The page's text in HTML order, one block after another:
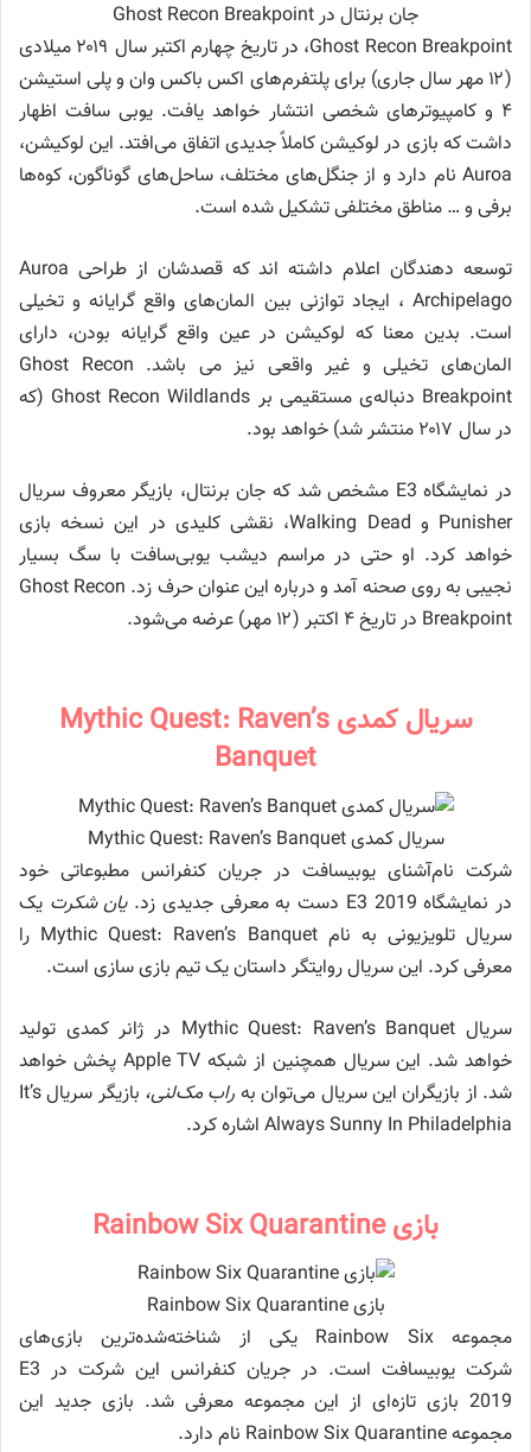
جان برنتال در Ghost Recon Breakpoint
Ghost Recon Breakpoint، در تاریخ چهارم اکتبر سال ۲۰۱۹ میلادی
(۱۲ مهر سال جاری) برای پلتفرم‌های اکس باکس وان و پلی استیشن
۴ و کامپیوتر‌های شخصی انتشار خواهد یافت. یوبی سافت اظهار
داشت که بازی در لوکیشن کاملاً جدیدی اتفاق می‌افتد. این لوکیشن،
Auroa نام دارد و از جنگل‌های مختلف، ساحل‌های گوناگون، کوه‌‌ها
برفی و … مناطق مختلفی تشکیل شده است.
توسعه دهندگان اعلام داشته اند که قصدشان از طراحی Auroa
Archipelago ، ایجاد توازنی بین المان‌های واقع گرایانه و تخیلی
است. بدین معنا که لوکیشن در عین واقع گرایانه بودن، دارای
المان‌های تخیلی و غیر واقعی نیز می باشد. Ghost Recon
Breakpoint دنباله‌ی مستقیمی بر Ghost Recon Wildlands (که
در سال ۲۰۱۷ منتشر شد) خواهد بود.
در نمایشگاه E3 مشخص شد که جان برنتال، بازیگر معروف سریال
Punisher و Walking Dead، نقشی کلیدی در این نسخه بازی
خواهد کرد. او حتی در مراسم دیشب یوبی‌سافت با سگ بسیار
نجیبی به روی صحنه آمد و درباره این عنوان حرف زد. Ghost Recon
Breakpoint در تاریخ ۴ اکتبر (۱۲ مهر) عرضه می‌شود.
سریال کمدی Mythic Quest: Raven’s
Banquet
سریال کمدی Mythic Quest: Raven’s Banquet
شرکت نام‌آشنای یوبیسافت در جریان کنفرانس مطبوعاتی خود
در نمایشگاه E3 2019 دست به معرفی جدیدی زد.
یان شکرت یک
سریال تلویزیونی به نام Mythic Quest: Raven’s Banquet را
معرفی کرد. این سریال روایتگر داستان یک تیم بازی سازی است.
سریال Mythic Quest: Raven’s Banquet در ژانر کمدی تولید
خواهد شد. این سریال همچنین از شبکه Apple TV پخش خواهد
شد. از بازیگران این سریال می‌توان به راب مک‌لنی،
بازیگر سریال It’s
Always Sunny In Philadelphia اشاره کرد.
بازی Rainbow Six Quarantine
بازی Rainbow Six Quarantine
مجموعه Rainbow Six یکی از شناخته‌شده‌ترین بازی‌های
شرکت یوبیسافت است. در جریان کنفرانس این شرکت در E3
2019 بازی تازه‌ای از این مجموعه معرفی شد. بازی جدید این
مجموعه Rainbow Six Quarantine نام دارد.